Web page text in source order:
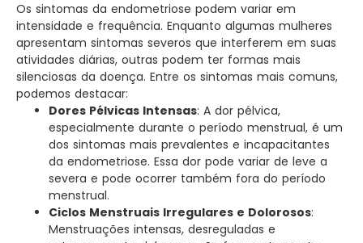
Os sintomas da endometriose podem variar em
intensidade e frequência. Enquanto algumas mulheres
apresentam sintomas severos que interferem em suas
atividades diárias, outras podem ter formas mais
silenciosas da doença. Entre os sintomas mais comuns,
podemos destacar:
Dores Pélvicas Intensas: A dor pélvica,
especialmente durante o período menstrual, é um
dos sintomas mais prevalentes e incapacitantes
da endometriose. Essa dor pode variar de leve a
severa e pode ocorrer também fora do período
menstrual.
Ciclos Menstruais Irregulares e Dolorosos:
Menstruações intensas, desreguladas e